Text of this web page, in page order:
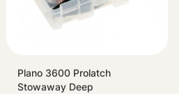
Plano 3600 Prolatch
Stowaway Deep